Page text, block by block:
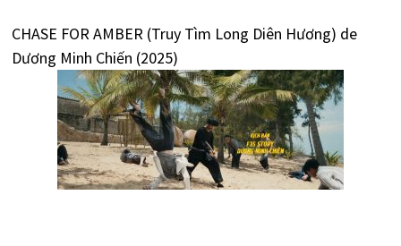
CHASE FOR AMBER (Truy Tìm Long Diên Hương) de
Dương Minh Chiến (2025)